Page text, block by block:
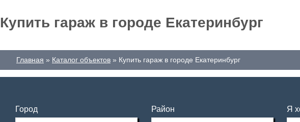
Купить гараж в городе Екатеринбург
Главная Каталог объектов Купить гараж в городе Екатеринбург
Город Район Я